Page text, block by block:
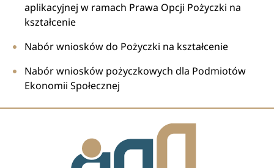
aplikacyjnej w ramach Prawa Opcji Pożyczki na
kształcenie
Nabór wniosków do Pożyczki na kształcenie
Nabór wniosków pożyczkowych dla Podmiotów
Ekonomii Społecznej